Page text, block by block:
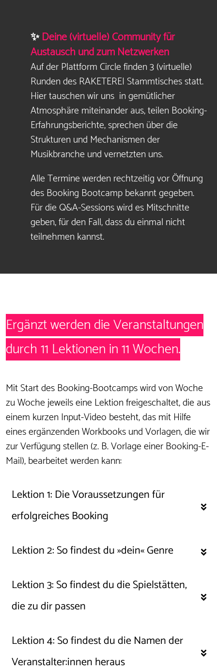
✨Deine (virtuelle) Community für
Austausch und zum Netzwerken
Auf der Plattform Circle finden 3 (virtuelle)
Runden des RAKETEREI Stammtisches statt.
Hier tauschen wir uns in gemütlicher
Atmosphäre miteinander aus, teilen Booking-
Erfahrungsberichte, sprechen über die
Strukturen und Mechanismen der
Musikbranche und vernetzten uns.
Alle Termine werden rechtzeitig vor Öffnung
des Booking Bootcamp bekannt gegeben.
Für die Q&A-Sessions wird es Mitschnitte
geben, für den Fall, dass du einmal nicht
teilnehmen kannst.
Ergänzt werden die Veranstaltungen
durch 11 Lektionen in 11 Wochen.
Mit Start des Booking-Bootcamps wird von Woche
zu Woche jeweils eine Lektion freigeschaltet, die aus
einem kurzen Input-Video besteht, das mit Hilfe
eines ergänzenden Workbooks und Vorlagen, die wir
zur Verfügung stellen (z. B. Vorlage einer Booking-E-
Mail), bearbeitet werden kann:
Lektion 1: Die Voraussetzungen für
erfolgreiches Booking
Lektion 2: So findest du »dein« Genre
Lektion 3: So findest du die Spielstätten,
die zu dir passen
Lektion 4: So findest du die Namen der
Veranstalter:innen heraus